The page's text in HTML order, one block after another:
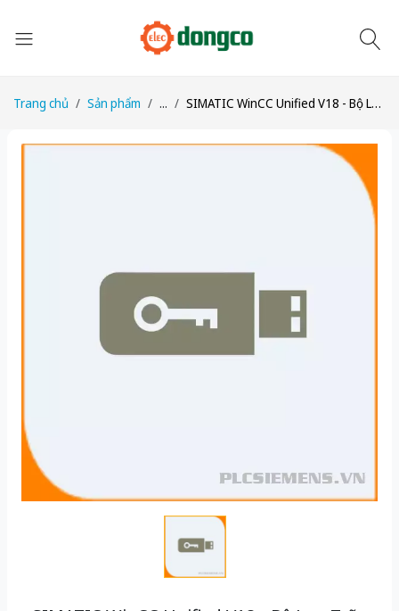
Trang chủ Sản phẩm ... SIMATIC WinCC Unified V18 - Bộ Lưu Trữ Database, DVD+USB